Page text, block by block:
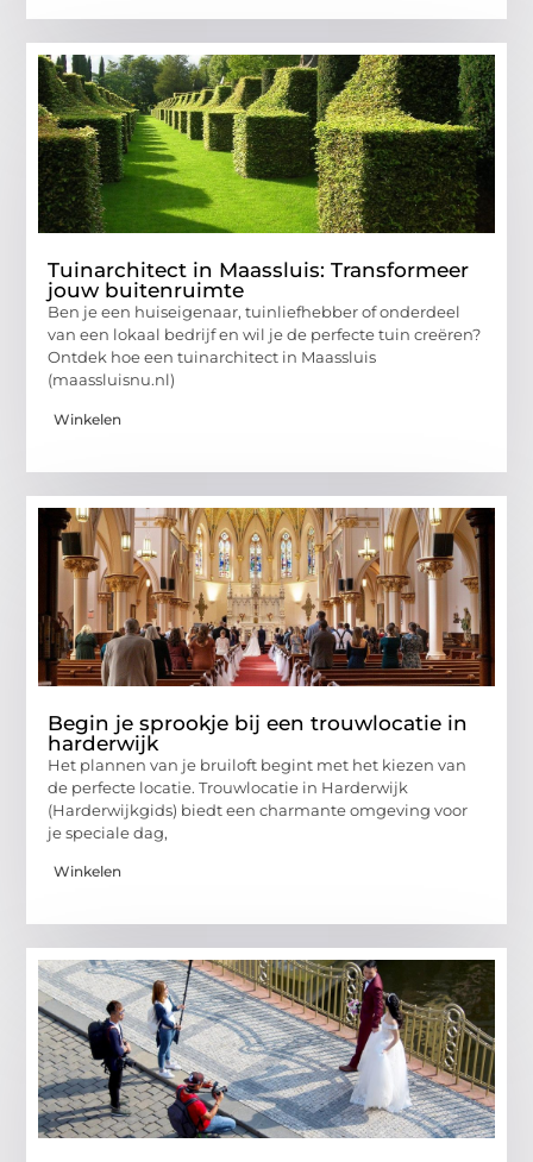
Tuinarchitect in Maassluis: Transformeer
jouw buitenruimte
Ben je een huiseigenaar, tuinliefhebber of onderdeel
van een lokaal bedrijf en wil je de perfecte tuin creëren?
Ontdek hoe een tuinarchitect in Maassluis
(maassluisnu.nl)
Winkelen
Begin je sprookje bij een trouwlocatie in
harderwijk
Het plannen van je bruiloft begint met het kiezen van
de perfecte locatie. Trouwlocatie in Harderwijk
(Harderwijkgids) biedt een charmante omgeving voor
je speciale dag,
Winkelen